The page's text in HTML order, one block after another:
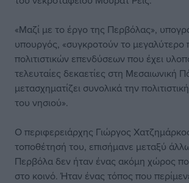
«Μαζί με το έργο της Περβόλας»,
υπουργός, «συγκροτούν το
πολιτιστικών επενδύσεων που έχει
τελευταίες δεκαετίες στη Μεσαιωνική
μετασχηματίζει συνολικά την
του νησιού».
Ο περιφερειάρχης Γιώργος
τοποθέτησή του, επισήμανε μεταξύ
Περβόλα δεν ήταν ένας ακόμη χώρος
στο κοινό. Ήταν ένας τόπος που